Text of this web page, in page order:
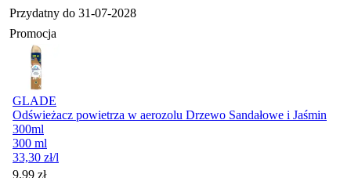
Przydatny do 31-07-2028
Promocja
GLADE
Odświeżacz powietrza w aerozolu Drzewo Sandałowe i Jaśmin
300ml
300 ml
33,30 zł/l
Cena promocyjna
9,99 zł